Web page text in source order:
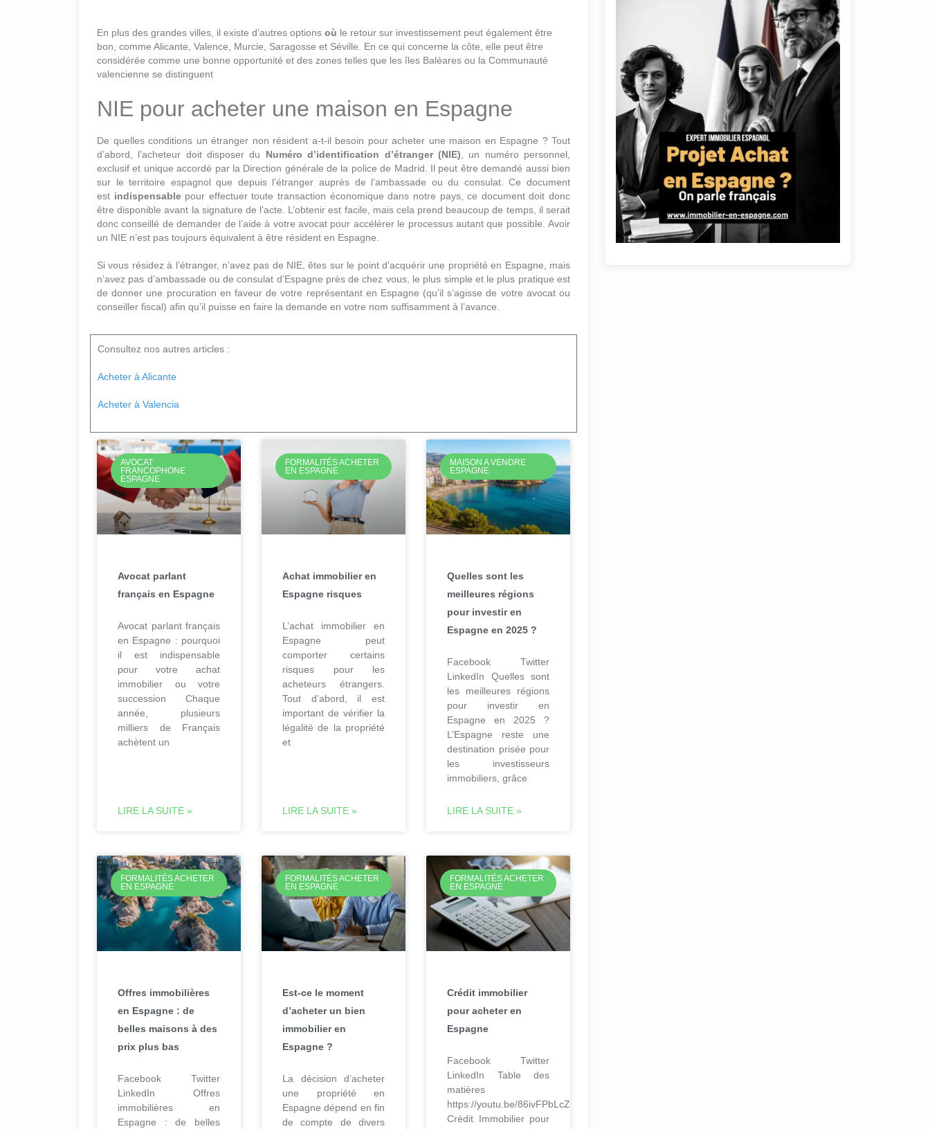
En plus des grandes villes, il existe d’autres options où le retour sur investissement peut également être
bon, comme Alicante, Valence, Murcie, Saragosse et Séville. En ce qui concerne la côte, elle peut être
considérée comme une bonne opportunité et des zones telles que les îles Baléares ou la Communauté
valencienne se distinguent
NIE pour acheter une maison en Espagne
De quelles conditions un étranger non résident a-t-il besoin pour acheter une maison en Espagne ? Tout
d’abord, l’acheteur doit disposer du Numéro d’identification d’étranger (NIE) , un numéro personnel,
exclusif et unique accordé par la Direction générale de la police de Madrid. Il peut être demandé aussi bien
sur le territoire espagnol que depuis l’étranger auprès de l’ambassade ou du consulat. Ce document
est indispensablepour effectuer toute transaction économique dans notre pays, ce document doit donc
être disponible avant la signature de l’acte. L’obtenir est facile, mais cela prend beaucoup de temps, il serait
donc conseillé de demander de l’aide à votre avocat pour accélérer le processus autant que possible. Avoir
un NIE n’est pas toujours équivalent à être résident en Espagne.
Si vous résidez à l’étranger, n’avez pas de NIE, êtes sur le point d’acquérir une propriété en Espagne, mais
n’avez pas d’ambassade ou de consulat d’Espagne près de chez vous, le plus simple et le plus pratique est
de donner une procuration en faveur de votre représentant en Espagne (qu’il s’agisse de votre avocat ou
conseiller fiscal) afin qu’il puisse en faire la demande en votre nom suffisamment à l’avance.
Consultez nos autres articles :
Acheter à Alicante
Acheter à Valencia
AVOCAT
FRANCOPHONE
ESPAGNE
Avocat parlant
français en Espagne
Avocat parlant français
en Espagne : pourquoi
il est indispensable
pour votre achat
immobilier ou votre
succession Chaque
année, plusieurs
milliers de Français
achètent un
LIRE LA SUITE »
FORMALITÉS ACHETER
EN ESPAGNE
Achat immobilier en
Espagne risques
L’achat immobilier en
Espagne peut
comporter certains
risques pour les
acheteurs étrangers.
Tout d’abord, il est
important de vérifier la
légalité de la propriété
et
LIRE LA SUITE »
MAISON A VENDRE
ESPAGNE
Quelles sont les
meilleures régions
pour investir en
Espagne en 2025 ?
Facebook Twitter
LinkedIn Quelles sont
les meilleures régions
pour investir en
Espagne en 2025 ?
L’Espagne reste une
destination prisée pour
les investisseurs
immobiliers, grâce
LIRE LA SUITE »
FORMALITÉS ACHETER
EN ESPAGNE
Offres immobilières
en Espagne : de
belles maisons à des
prix plus bas
Facebook Twitter
LinkedIn Offres
immobilières en
Espagne : de belles
FORMALITÉS ACHETER
EN ESPAGNE
Est-ce le moment
d’acheter un bien
immobilier en
Espagne ?
La décision d’acheter
une propriété en
Espagne dépend en fin
de compte de divers
FORMALITÉS ACHETER
EN ESPAGNE
Crédit immobilier
pour acheter en
Espagne
Facebook Twitter
LinkedIn Table des
matières
https://youtu.be/86ivFPbLcZs
Crédit Immobilier pour